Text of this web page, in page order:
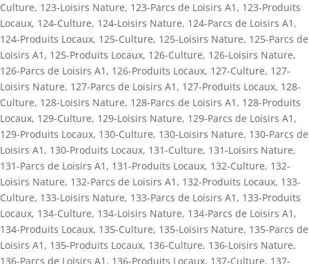
Culture, 123-Loisirs Nature, 123-Parcs de Loisirs A1 , 123-Produits
Locaux, 124-Culture, 124-Loisirs Nature, 124-Parcs de Loisirs A1 ,
124-Produits Locaux, 125-Culture, 125-Loisirs Nature, 125-Parcs de
Loisirs A1 , 125-Produits Locaux, 126-Culture, 126-Loisirs Nature,
126-Parcs de Loisirs A1 , 126-Produits Locaux, 127-Culture, 127-
Loisirs Nature, 127-Parcs de Loisirs A1 , 127-Produits Locaux, 128-
Culture, 128-Loisirs Nature, 128-Parcs de Loisirs A1 , 128-Produits
Locaux, 129-Culture, 129-Loisirs Nature, 129-Parcs de Loisirs A1 ,
129-Produits Locaux, 130-Culture, 130-Loisirs Nature, 130-Parcs de
Loisirs A1 , 130-Produits Locaux, 131-Culture, 131-Loisirs Nature,
131-Parcs de Loisirs A1 , 131-Produits Locaux, 132-Culture, 132-
Loisirs Nature, 132-Parcs de Loisirs A1 , 132-Produits Locaux, 133-
Culture, 133-Loisirs Nature, 133-Parcs de Loisirs A1 , 133-Produits
Locaux, 134-Culture, 134-Loisirs Nature, 134-Parcs de Loisirs A1 ,
134-Produits Locaux, 135-Culture, 135-Loisirs Nature, 135-Parcs de
Loisirs A1 , 135-Produits Locaux, 136-Culture, 136-Loisirs Nature,
136-Parcs de Loisirs A1 , 136-Produits Locaux, 137-Culture, 137-